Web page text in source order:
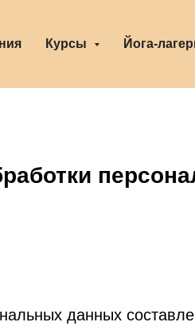
Курсы Йога-
данных